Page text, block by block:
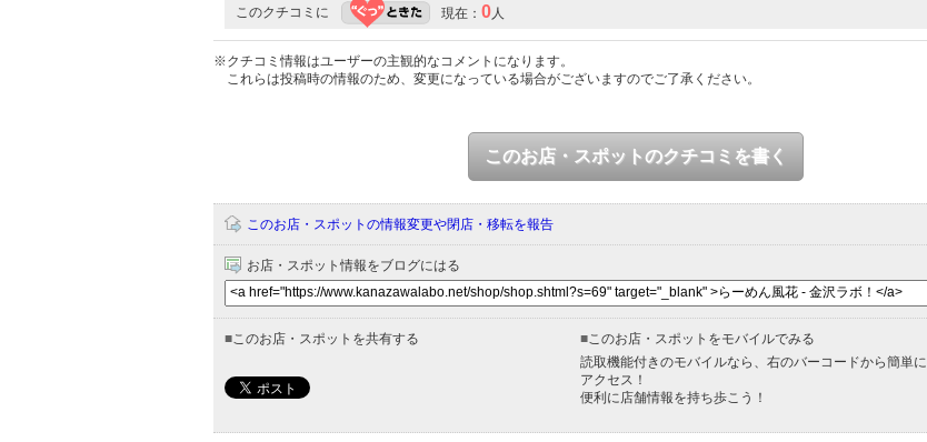
このクチコミに 現在： 0人
※クチコミ情報はユーザーの主観的なコメントになります。
これらは投稿時の情報のため、変更になっている場合がございますのでご了承ください。
このお店・スポットのクチコミを書く
このお店・スポットの情報変更や閉店・移転を報告
お店・スポット情報をブログにはる
■このお店・スポットを共有する ■このお店・スポットをモバイルでみる
読取機能付きのモバイルなら、右のバーコードから簡単に
アクセス！
便利に店舗情報を持ち歩こう！